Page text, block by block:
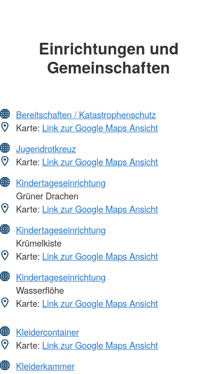
Einrichtungen und
Gemeinschaften
Bereitschaften / Katastrophenschutz
Karte: Link zur Google Maps Ansicht
Jugendrotkreuz
Karte: Link zur Google Maps Ansicht
Kindertageseinrichtung
Grüner Drachen
Karte: Link zur Google Maps Ansicht
Kindertageseinrichtung
Krümelkiste
Karte: Link zur Google Maps Ansicht
Kindertageseinrichtung
Wasserflöhe
Karte: Link zur Google Maps Ansicht
Kleidercontainer
Karte: Link zur Google Maps Ansicht
Kleiderkammer